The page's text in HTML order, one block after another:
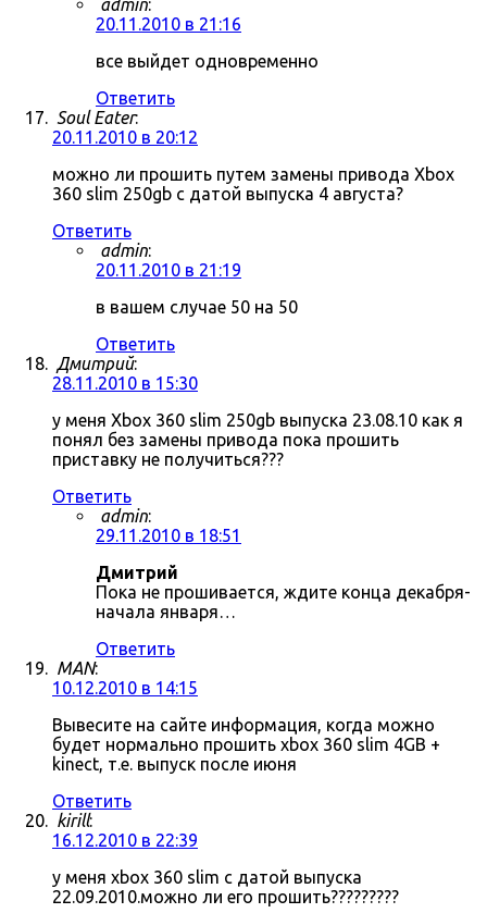
admin:
20.11.2010 в 21:16
все выйдет одновременно
Ответить
Soul Eater:
20.11.2010 в 20:12
можно ли прошить путем замены привода Xbox
360 slim 250gb с датой выпуска 4 августа?
Ответить
admin:
20.11.2010 в 21:19
в вашем случае 50 на 50
Ответить
Дмитрий:
28.11.2010 в 15:30
у меня Xbox 360 slim 250gb выпуска 23.08.10 как я
понял без замены привода пока прошить
приставку не получиться???
Ответить
admin:
29.11.2010 в 18:51
Дмитрий
Пока не прошивается, ждите конца декабря-
начала января…
Ответить
MAN:
10.12.2010 в 14:15
Вывесите на сайте информация, когда можно
будет нормально прошить xbox 360 slim 4GB +
kinect, т.е. выпуск после июня
Ответить
kirill:
16.12.2010 в 22:39
у меня xbox 360 slim с датой выпуска
22.09.2010.можно ли его прошить?????????